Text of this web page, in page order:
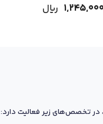
﷼
در تخصص‌های زیر فعالیت دارد: